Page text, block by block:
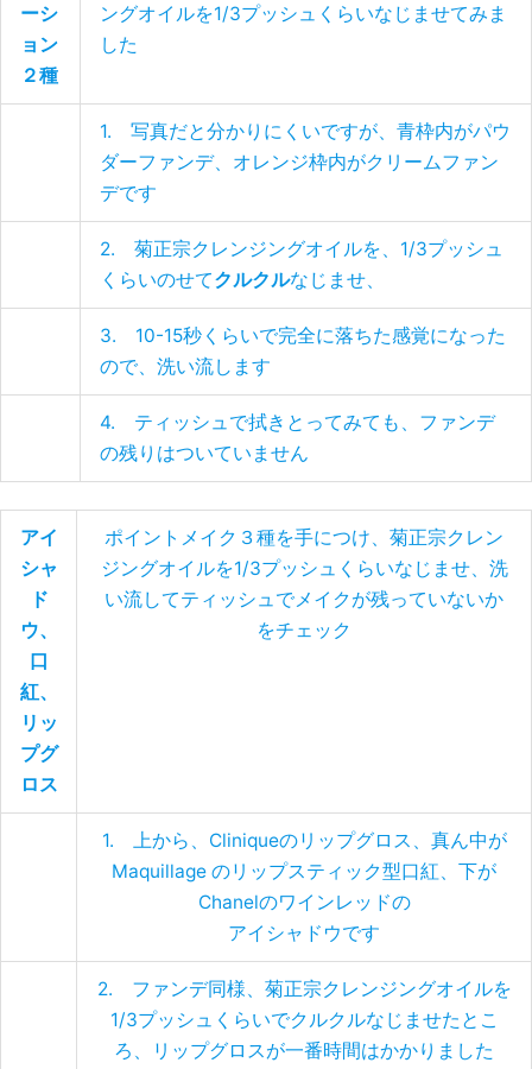
ーシ
ョン
２種
ングオイルを1/3プッシュくらいなじませてみま
した
1. 写真だと分かりにくいですが、青枠内がパウ
ダーファンデ、オレンジ枠内がクリームファン
デです
2. 菊正宗クレンジングオイルを、1/3プッシュ
くらいのせてクルクルなじませ、
3. 10-15秒くらいで完全に落ちた感覚になった
ので、洗い流します
4. ティッシュで拭きとってみても、ファンデ
の残りはついていません
アイ
シャ
ド
ウ、
口
紅、
リッ
プグ
ロス
ポイントメイク３種を手につけ、菊正宗クレン
ジングオイルを1/3プッシュくらいなじませ、洗
い流してティッシュでメイクが残っていないか
をチェック
1. 上から、Cliniqueのリップグロス、真ん中が
Maquillage のリップスティック型口紅、下が
Chanelのワインレッドの
アイシャドウです
2. ファンデ同様、菊正宗クレンジングオイルを
1/3プッシュくらいでクルクルなじませたとこ
ろ、リップグロスが一番時間はかかりました